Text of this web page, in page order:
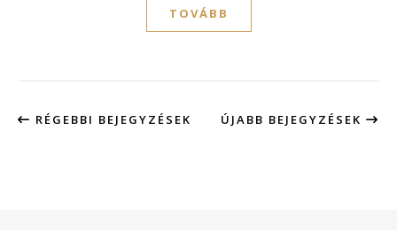
TOVÁBB
RÉGEBBI BEJEGYZÉSEK ÚJABB BEJEGYZÉSEK